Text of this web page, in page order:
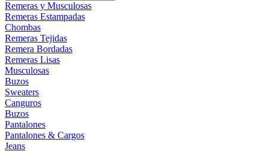
Remeras y Musculosas
Remeras Estampadas
Chombas
Remeras Tejidas
Remera Bordadas
Remeras Lisas
Musculosas
Buzos
Sweaters
Canguros
Buzos
Pantalones
Pantalones & Cargos
Jeans